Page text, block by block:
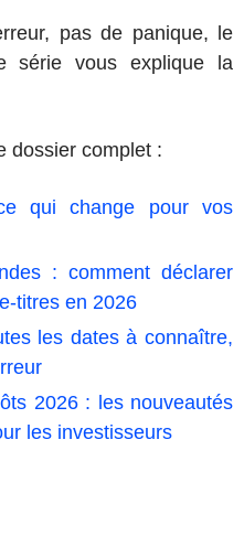
pas de panique, le
série vous explique la
dossier complet :
qui change pour vos
: comment déclarer
titres en 2026
les dates à connaître,
2026 : les nouveautés
les investisseurs